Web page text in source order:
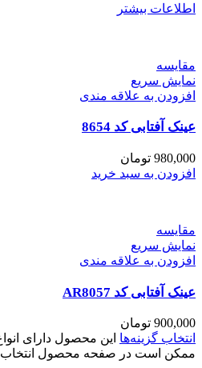
اطلاعات بیشتر
مقايسه
نمایش سریع
افزودن به علاقه مندی
عینک آفتابی کد 8654
980,000 تومان
افزودن به سبد خرید
مقايسه
نمایش سریع
افزودن به علاقه مندی
عینک آفتابی کد AR8057
900,000 تومان
انتخاب گزینه‌ها این محصول دارای
ممکن است در صفحه محصول انتخاب